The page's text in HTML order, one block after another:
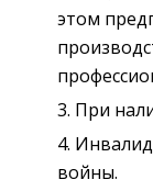
этом
При
войны.